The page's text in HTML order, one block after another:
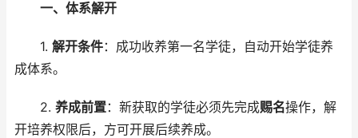
一、体系解开
1. 解开条件：成功收养第一名学徒，自动开始学徒养
成体系。
2. 养成前置：新获取的学徒必须先完成赐名操作，解
开培养权限后，方可开展后续养成。